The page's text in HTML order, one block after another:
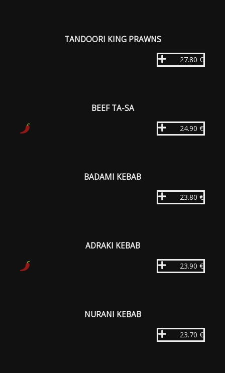
TANDOORI KING PRAWNS
27.80 €
BEEF TA-SA
24.90 €
BADAMI KEBAB
23.80 €
ADRAKI KEBAB
23.90 €
NURANI KEBAB
23.70 €